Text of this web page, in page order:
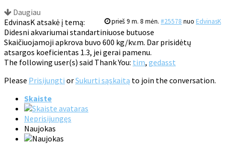
Daugiau
prieš 9 m. 8 mėn. #25578 nuo EdvinasK
EdvinasK atsakė į temą:
Didesni akvariumai standartiniuose butuose
Skaičiuojamoji apkrova buvo 600 kg/kv.m. Dar prisidėtų
atsargos koeficientas 1.3, jei gerai pamenu.
The following user(s) said Thank You: tim, gedasst
Please Prisijungti orSukurti sąskaitą to join the conversation.
Skaiste
Neprisijungęs
Naujokas